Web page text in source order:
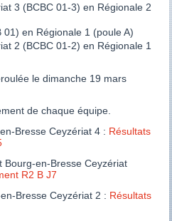
3 (BCBC 01-3) en Régionale 2
01) en Régionale 1 (poule A)
2 (BCBC 01-2) en Régionale 1
le dimanche 19 mars
de chaque équipe.
Bresse Ceyzériat 4 : Résultats
Bourg-en-Bresse Ceyzériat
R2 B J7
Bresse Ceyzériat 2 : Résultats